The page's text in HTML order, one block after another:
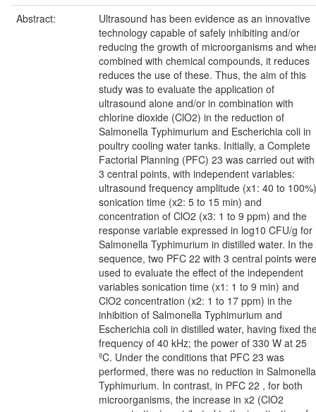
Abstract:
Ultrasound has been evidence as an innovative
technology capable of safely inhibiting and/or
reducing the growth of microorganisms and
combined with chemical compounds, it reduces
reduces the use of these. Thus, the aim of this
study was to evaluate the application of
ultrasound alone and/or in combination with
chlorine dioxide (ClO2) in the reduction of
Salmonella Typhimurium and Escherichia coli in
poultry cooling water tanks. Initially, a Complete
Factorial Planning (PFC) 23 was carried out with
3 central points, with independent variables:
ultrasound frequency amplitude (x1: 40 to
sonication time (x2: 5 to 15 min) and
concentration of ClO2 (x3: 1 to 9 ppm) and the
response variable expressed in log10 CFU/g for
Salmonella Typhimurium in distilled water. In the
sequence, two PFC 22 with 3 central points were
used to evaluate the effect of the independent
variables sonication time (x1: 1 to 9 min) and
ClO2 concentration (x2: 1 to 17 ppm) in the
inhibition of Salmonella Typhimurium and
Escherichia coli in distilled water, having fixed
frequency of 40 kHz; the power of 330 W at 25
ºC. Under the conditions that PFC 23 was
performed, there was no reduction in Salmonella
Typhimurium. In contrast, in PFC 22 , for both
microorganisms, the increase in x2 (ClO2